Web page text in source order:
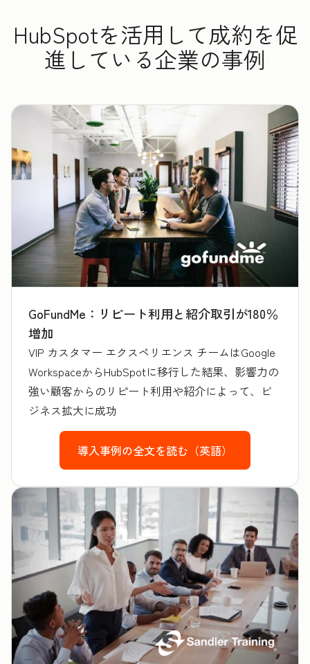
HubSpotを活用して成約を促
進している企業の事例
GoFundMe：リピート利用と紹介取引が180％
増加
VIP カスタマー エクスペリエンス チームはGoogle
WorkspaceからHubSpotに移行した結果、影響力の
強い顧客からのリピート利用や紹介によって、ビ
ジネス拡大に成功
導入事例の全文を読む（英語）